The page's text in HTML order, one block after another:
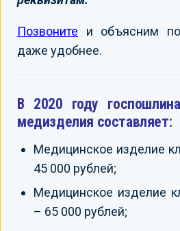
Позвоните и объясним
даже удобнее.
В 2020 году
медизделия составляет:
Медицинское изделие
45 000 рублей;
Медицинское изделие
– 65 000 рублей;